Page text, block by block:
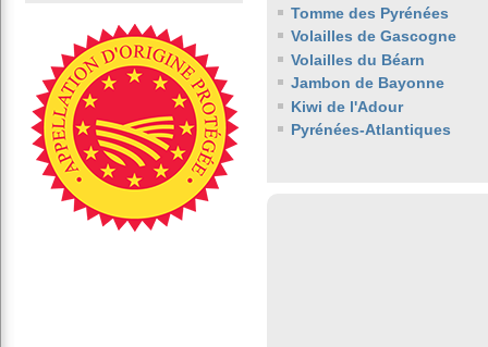
Tomme des Pyrénées
Volailles de Gascogne
Volailles du Béarn
Jambon de Bayonne
Kiwi de l'Adour
Pyrénées-Atlantiques